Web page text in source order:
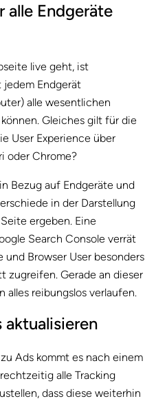
alle Endgeräte
live geht, ist
jedem Endgerät
alle wesentlichen
Gleiches gilt für die
User Experience über
oder Chrome?
Bezug auf Endgeräte und
in der Darstellung
ergeben. Eine
Search Console verrät
Browser User besonders
Gerade an dieser
alles reibungslos verlaufen.
aktualisieren
Ads kommt es nach einem
alle Tracking
dass diese weiterhin